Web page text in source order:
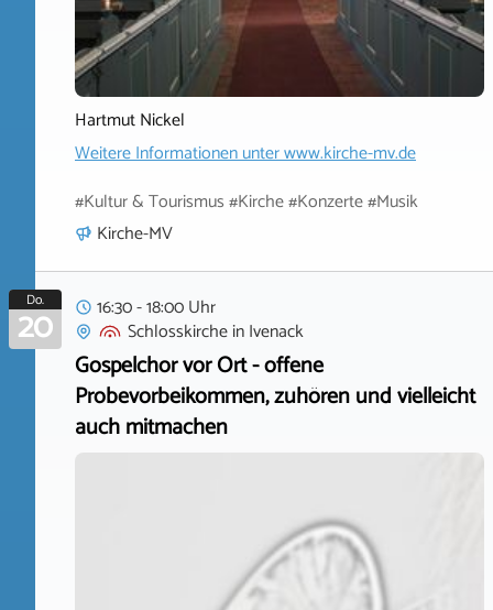
Hartmut Nickel
Weitere Informationen unterwww.kirche-mv.de
#Kultur & Tourismus #Kirche #Konzerte #Musik
Kirche-MV
Do.
20
16:30 - 18:00 Uhr
SchlosskircheinIvenack
Gospelchor vor Ort - offene
Probevorbeikommen, zuhören und vielleicht
auch mitmachen